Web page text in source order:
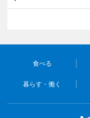
食べる
暮らす・働く